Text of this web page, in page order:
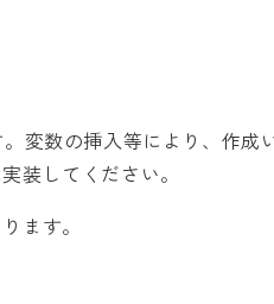
変数の挿入等により、作成
装してください。
ます。